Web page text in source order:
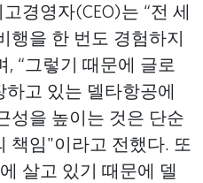
경영자(CEO)는 “전 세
행을 한 번도 경험하지
, “그렇기 때문에 글로
고 있는 델타항공에
성을 높이는 것은 단순
책임"이라고 전했다. 또
살고 있기 때문에 델